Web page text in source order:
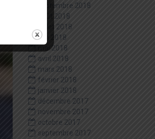
septembre 2018
août 2018
juillet 2018
juin 2018
mai 2018
avril 2018
mars 2018
février 2018
janvier 2018
décembre 2017
novembre 2017
octobre 2017
septembre 2017